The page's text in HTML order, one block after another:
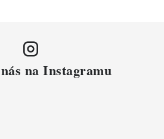
na Instagramu